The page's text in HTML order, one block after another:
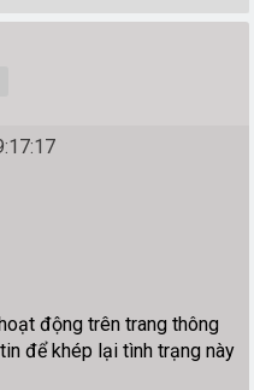
động trên trang thông
để khép lại tình trạng này